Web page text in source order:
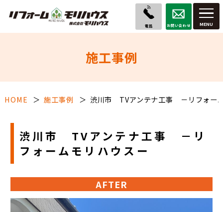
電話 お問い合わせ
施工事例
HOME 施工事例 渋川市 TVアンテナ工事 －リフォー
渋川市 TVアンテナ工事 －リ
フォームモリハウスー
AFTER